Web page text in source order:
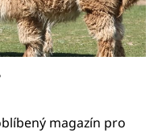
magazín pro